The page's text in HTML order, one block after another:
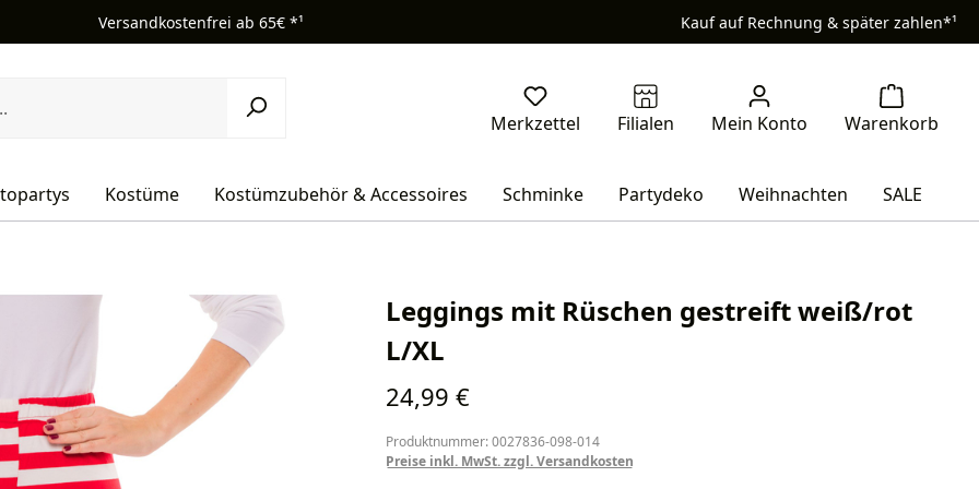
Versandkostenfrei ab 65€ *¹ Kauf auf Rechnung & später zahlen*¹
Kostüme Kostümzubehör & Accessoires Schminke Partydeko Weihnachten SALE
Leggings mit Rüschen gestreift weiß/rot
L/XL
Regulärer Preis:
24,99 €
Produktnummer: 0027836-098-014
Preise inkl. MwSt. zzgl. Versandkosten